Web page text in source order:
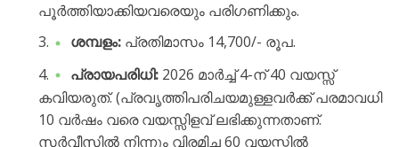
പൂർത്തിയാക്കിയവരെയും പരിഗണിക്കും.
ശമ്പളം:പ്രതിമാസം 14,700/- രൂപ.
പ്രായപരിധി:2026 മാർച്ച് 4-ന് 40 വയസ്സ്
കവിയരുത്. (പ്രവൃത്തിപരിചയമുള്ളവർക്ക് പരമാവധി
10 വർഷം വരെ വയസ്സിളവ് ലഭിക്കുന്നതാണ്.
സർവീസിൽ നിന്നും വിരമിച്ച 60 വയസ്സിൽ